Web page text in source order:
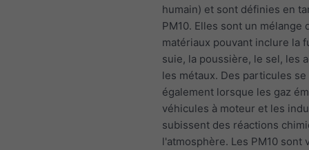
humain) et sont définies en
PM10. Elles sont un mélange
matériaux pouvant inclure la
suie, la poussière, le sel, les
les métaux. Des particules
également lorsque les gaz
véhicules à moteur et les
subissent des réactions
l'atmosphère. Les PM10 sont